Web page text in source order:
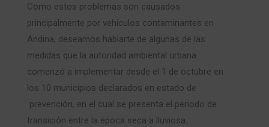
Como estos problemas son causados
principalmente por vehículos contaminantes en
Andina, deseamos hablarte de algunas de las
medidas que la autoridad ambiental urbana
comenzó a implementar desde el 1 de octubre en
los 10 municipios declarados en estado de
prevención, en el cual se presenta el periodo de
transición entre la época seca a lluviosa.